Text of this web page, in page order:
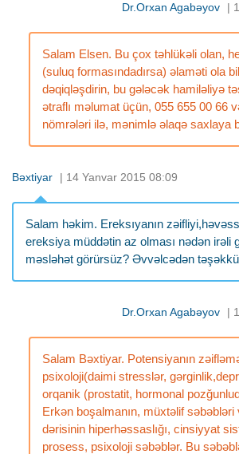
Dr.Orxan Agabəyov |
Salam Elsen. Bu çox təhlükəli olan,
(suluq formasındadırsa) əlaməti ola
dəqiqləşdirin, bu gələcək hamiləliyə
ətraflı məlumat üçün, 055 655 00 66
nömrələri ilə, mənimlə əlaqə saxlaya
Bəxtiyar | 14 Yanvar 2015 08:09
Salam həkim. Ereksıyanın
ereksiya müddətin az olması nədən irəli
məsləhət görürsüz? Əvvəlcədən
Dr.Orxan Agabəyov |
Salam Bəxtiyar. Potensiyanın
psixoloji(daimi stresslər,
orqanik (prostatit, hormonal
Erkən boşalmanın, müxtəlif səbəbləri
dərisinin hiperhəssaslığı, cinsiyyat
prosess, psixoloji səbəblər. Bu